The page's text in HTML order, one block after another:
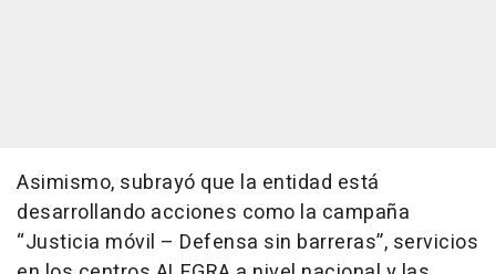
Asimismo, subrayó que la entidad está
desarrollando acciones como la campaña
“Justicia móvil – Defensa sin barreras”, servicios